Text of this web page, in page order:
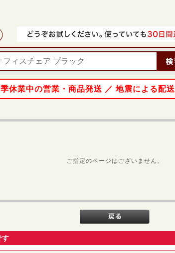
休業中の営業・商品発送 ／ 地震による配
ご指定のページはございません。
す